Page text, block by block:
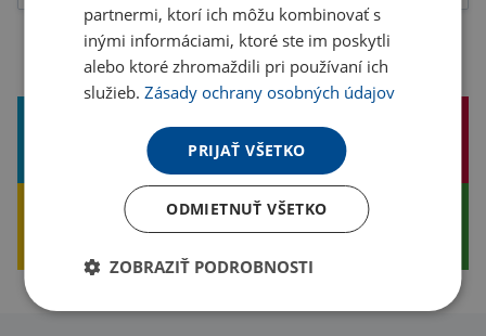
Široká ponuka tovaru Dlhoročná tradícia
partnermi, ktorí ich môžu kombinovať s
inými informáciami, ktoré ste im poskytli
alebo ktoré zhromaždili pri používaní ich
služieb.Zásady ochrany osobných údajov
PRIJAŤ VŠETKO
ODMIETNUŤ VŠETKO
ZOBRAZIŤ PODROBNOSTI